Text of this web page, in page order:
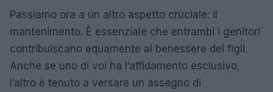
Passiamo ora a un altro aspetto cruciale: il
mantenimento. È essenziale che entrambi i genitori
contribuiscano equamente al benessere dei figli.
Anche se uno di voi ha l’affidamento esclusivo,
l’altro è tenuto a versare un assegno di